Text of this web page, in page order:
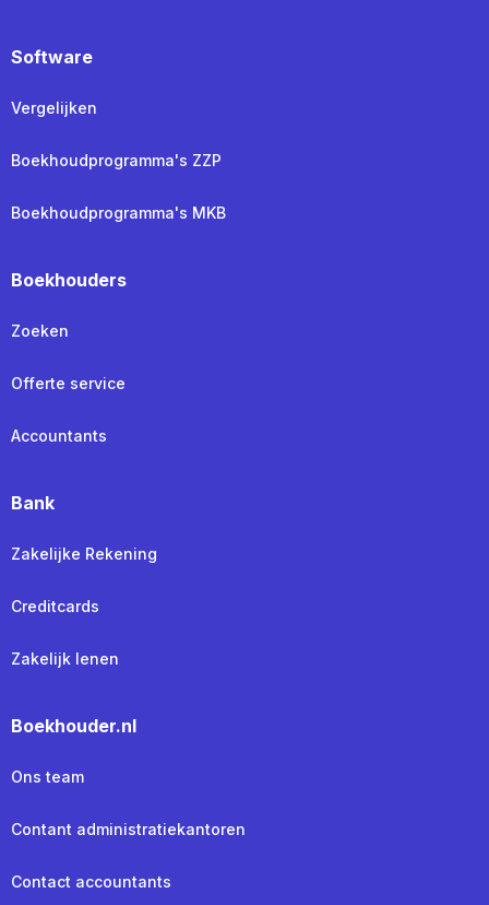
Software
Vergelijken
Boekhoudprogramma's ZZP
Boekhoudprogramma's MKB
Boekhouders
Zoeken
Offerte service
Accountants
Bank
Zakelijke Rekening
Creditcards
Zakelijk lenen
Boekhouder.nl
Ons team
Contant administratiekantoren
Contact accountants